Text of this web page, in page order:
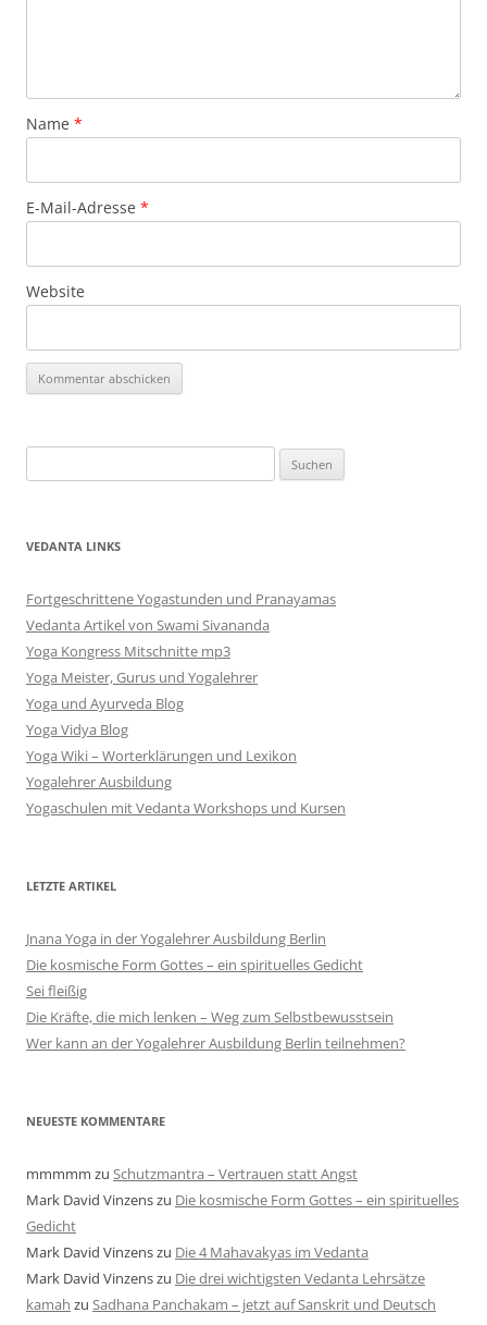
Name *
E-Mail-Adresse *
Website
nach:
VEDANTA LINKS
Fortgeschrittene Yogastunden und Pranayamas
Vedanta Artikel von Swami Sivananda
Yoga Kongress Mitschnitte mp3
Yoga Meister, Gurus und Yogalehrer
Yoga und Ayurveda Blog
Yoga Vidya Blog
Yoga Wiki – Worterklärungen und Lexikon
Yogalehrer Ausbildung
Yogaschulen mit Vedanta Workshops und Kursen
LETZTE ARTIKEL
Jnana Yoga in der Yogalehrer Ausbildung Berlin
Die kosmische Form Gottes – ein spirituelles Gedicht
Sei fleißig
Die Kräfte, die mich lenken – Weg zum Selbstbewusstsein
Wer kann an der Yogalehrer Ausbildung Berlin teilnehmen?
NEUESTE KOMMENTARE
mmmmm zu Schutzmantra – Vertrauen statt Angst
Mark David Vinzenszu Die kosmische Form Gottes – ein spirituelles
Gedicht
Mark David Vinzenszu Die 4 Mahavakyas im Vedanta
Mark David Vinzenszu Die drei wichtigsten Vedanta Lehrsätze
kamah zu Sadhana Panchakam – jetzt auf Sanskrit und Deutsch